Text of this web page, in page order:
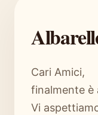
Cari Amici,
finalmente è
Vi